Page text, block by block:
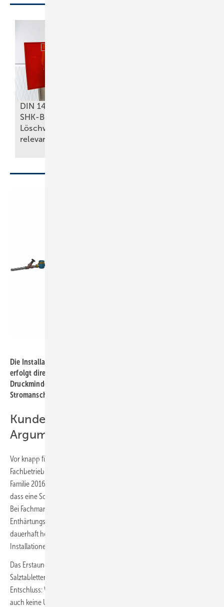
DIN 14462: Was für
SHK-Betriebe zu
Löschwasseranlagen
relevant
Die Installation der chemiefrei ­arbeitenden Kalkschutzgeräte
erfolgt direkt am Haupt­wassereingang nach dem ­Wasserzähler,
Druckminderer und Hauswasserfilter. ­Benötigt werden ein
Stromanschluss (230 V) und ein freier Auslauf zum Abfluss.
Kundenberatung mit starken
Argumenten
Vor knapp fünf Jahren kreuzten sich dann die Wege des SHK-
Fachbetriebs und der Familie Kleine aus Minden. Nachdem die junge
Familie 2016 ihr neues Eigenheim bezogen hatte, stand schnell fest,
dass eine Solaranlage den Energiebedarf des Hauses decken sollte.
Bei Fachmann Mittendorff wollten sie sich eigentlich zu
Enthärtungsanlagen beraten lassen. Es war klar, dass bei den
dauerhaft hohen Temperaturen der Solaranlage ein Schutz der
Installationen ratsam ist, um Schäden zu vermeiden.
Das Erstaunen darüber, dass es umweltverträglichere Alternativen zu
Salztabletten und Säckeschleppen gibt, wich schnell einem
Entschluss: Wenn schon regenerativ erzeugte Energie, dann bitte
auch keine Umweltbelastung durch eine Enthärtungsanlage. Die